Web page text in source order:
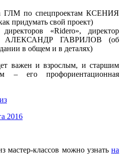
ГЛМ по спецпроектам КСЕНИЯ
придумать свой проект)
«Ridero», директор
АЛЕКСАНДР ГАВРИЛОВ (об
в общем и в деталях)
важен и взрослым, и старшим
– его профориентационная
2016
мастер-классов можно узнать на